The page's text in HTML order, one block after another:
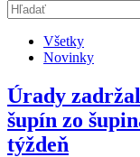
Všetky
Novinky
Úrady
šupín zo
týždeň